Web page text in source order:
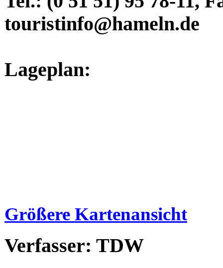
touristinfo@hameln.de
Lageplan:
Größere Kartenansicht
Verfasser: TDW